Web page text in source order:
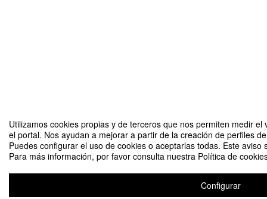
Utilizamos cookies propias y de terceros que nos permiten medir
el portal. Nos ayudan a mejorar a partir de la creación de perfiles
Puedes configurar el uso de cookies o aceptarlas todas. Este
Para más información, por favor consulta nuestra Política de
Configurar